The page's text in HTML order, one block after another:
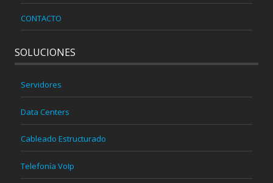
CONTACTO
SOLUCIONES
Servidores
Data Centers
Cableado Estructurado
Telefonía VoIp